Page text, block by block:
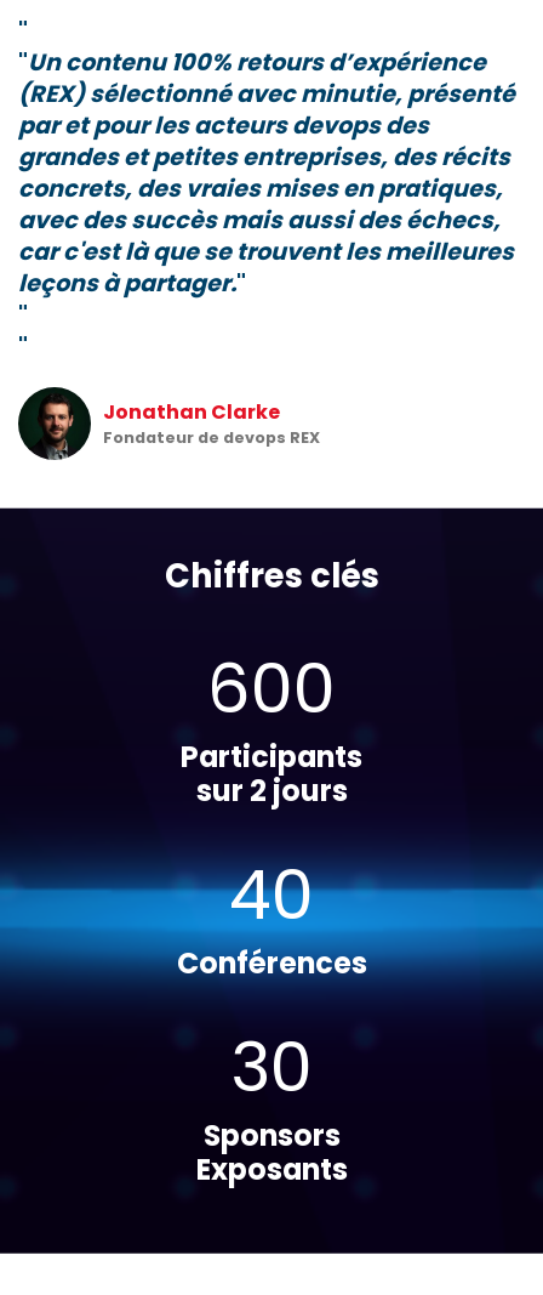
Un contenu 100% retours d’expérience
(REX) sélectionné avec minutie, présenté
par et pour les acteurs devops des
grandes et petites entreprises, des récits
concrets, des vraies mises en pratiques,
avec des succès mais aussi des échecs,
car c'est là que se trouvent les meilleures
leçons à partager.
Jonathan Clarke
Fondateur de devops REX
Chiffres clés
600
Participants
sur 2 jours
40
Conférences
30
Sponsors
Exposants